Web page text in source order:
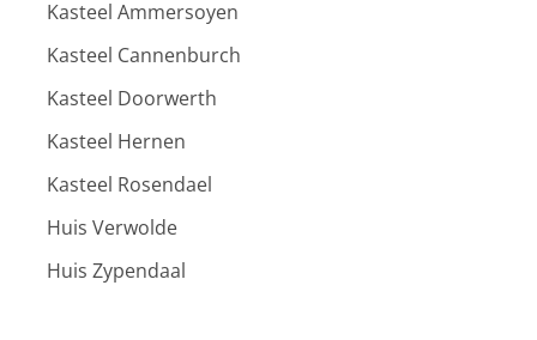
Kasteel Ammersoyen
Kasteel Cannenburch
Kasteel Doorwerth
Kasteel Hernen
Kasteel Rosendael
Huis Verwolde
Huis Zypendaal